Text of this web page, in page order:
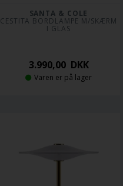
SANTA & COLE
CESTITA BORDLAMPE M/SKÆRM
I GLAS
3.990,00DKK
Varen er på lager